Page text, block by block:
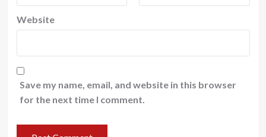
Website
Save my name, email, and website in this browser
for the next time I comment.